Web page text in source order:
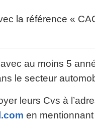
la référence «
au moins 5
le secteur
leurs Cvs à
en